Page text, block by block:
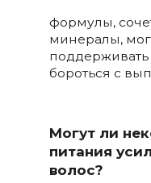
формулы,
минералы,
поддерживать
бороться с
Могут ли
питания
волос?